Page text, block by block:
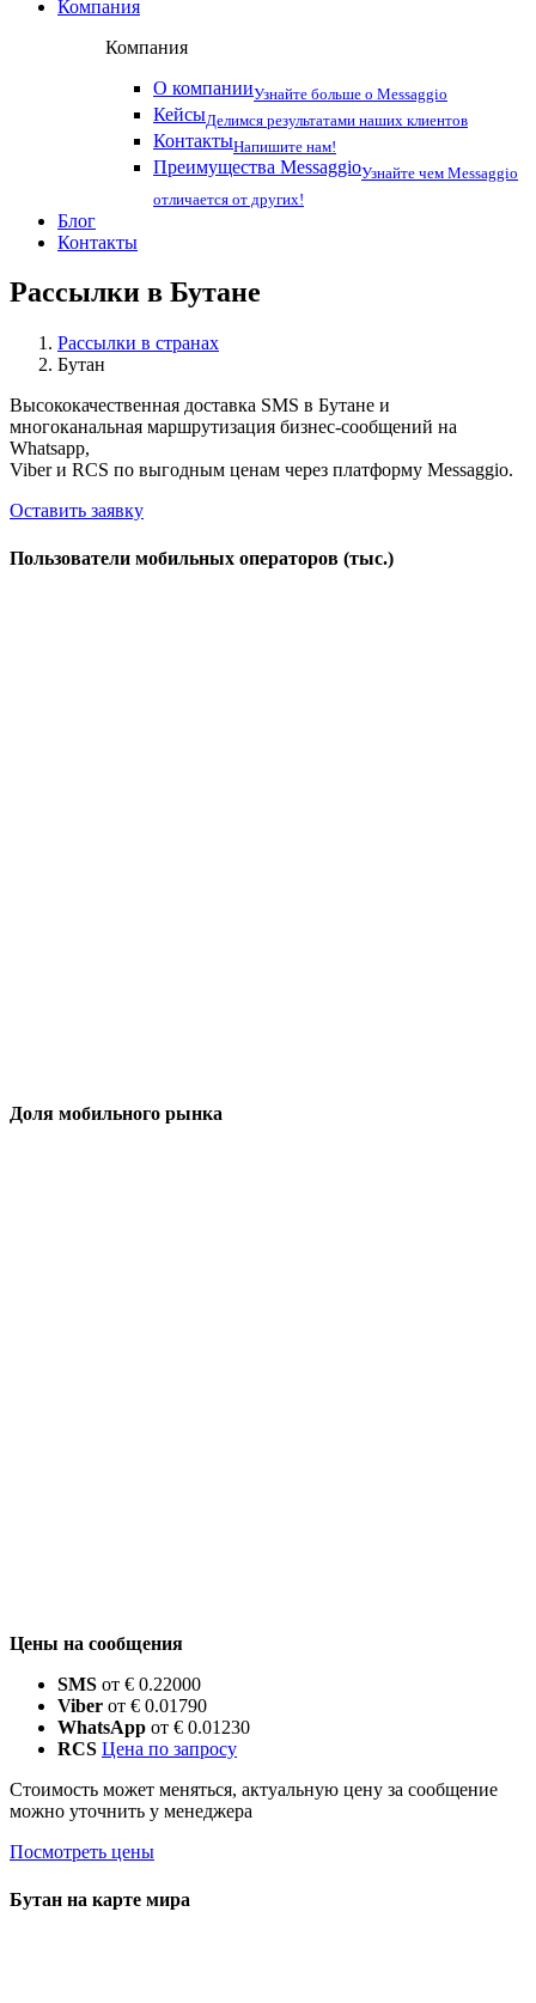
Компания
Компания
О компанииУзнайте больше о Messaggio
КейсыДелимся результатами наших клиентов
КонтактыНапишите нам!
Преимущества MessaggioУзнайте чем Messaggio
отличается от других!
Блог
Контакты
Рассылки в Бутане
Рассылки в странах
Бутан
Высококачественная доставка SMS в Бутане и
многоканальная маршрутизация бизнес-сообщений на
Whatsapp,
Viber и RCS по выгодным ценам через платформу Messaggio.
Оставить заявку
Пользователи мобильных операторов (тыс.)
Доля мобильного рынка
Цены на сообщения
SMS от € 0.22000
Viber от € 0.01790
WhatsApp от € 0.01230
RCS Цена по запросу
Стоимость может меняться, актуальную цену за сообщение
можно уточнить у менеджера
Посмотреть цены
Бутан на карте мира